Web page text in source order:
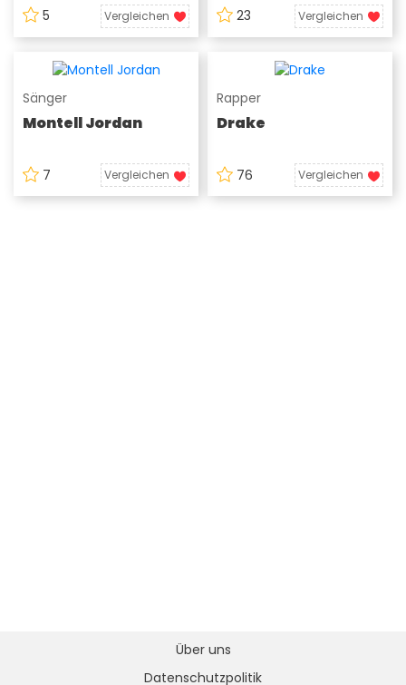
5 Vergleichen 23 Vergleichen
Sänger
Montell Jordan
7 Vergleichen
Rapper
Drake
76 Vergleichen
Über uns
Datenschutzpolitik